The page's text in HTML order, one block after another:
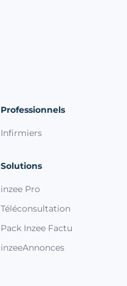
Professionnels
Infirmiers
Solutions
inzee Pro
Téléconsultation
Pack Inzee Factu
inzeeAnnonces